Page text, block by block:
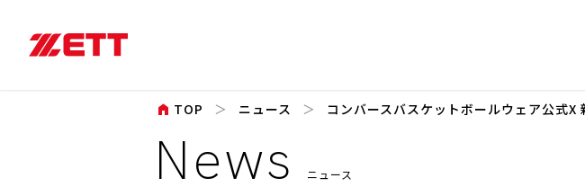
News ニュース
home TOP ニュース コンバースバスケットボールウェア公式X